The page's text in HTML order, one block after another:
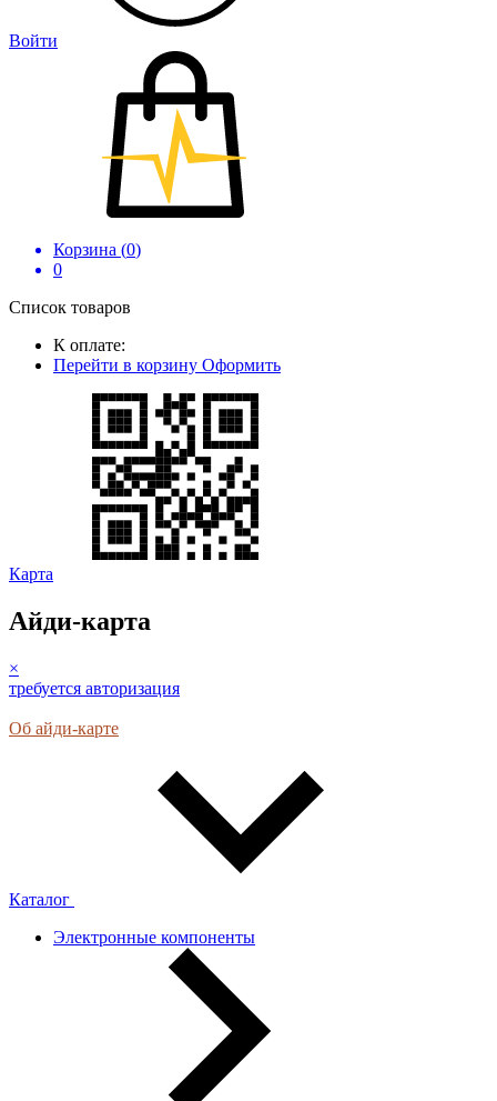
Войти
Корзина (0)
0
Список товаров
К оплате:
Перейти в корзину Оформить
Карта
Айди-карта
×
требуется авторизация
Об айди-карте
Каталог
Электронные компоненты